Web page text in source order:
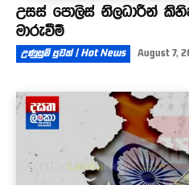
උසස් පොලිස් නිලධාරීන්
මාරුවීම්
උණුසුම් පුවත් | Hot News August 7,